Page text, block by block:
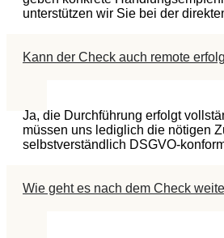
unterstützen wir Sie bei der
Kann der Check auch remote
Ja, die Durchführung erfolgt
müssen uns lediglich die nötigen
selbstverständlich DSGVO-
Wie geht es nach dem Check